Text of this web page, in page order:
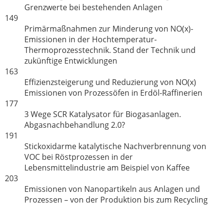
Grenzwerte bei bestehenden Anlagen
149
Primärmaßnahmen zur Minderung von NO(x)-
Emissionen in der Hochtemperatur-
Thermoprozesstechnik. Stand der Technik und
zukünftige Entwicklungen
163
Effizienzsteigerung und Reduzierung von NO(x)
Emissionen von Prozessöfen in Erdöl-Raffinerien
177
3 Wege SCR Katalysator für Biogasanlagen.
Abgasnachbehandlung 2.0?
191
Stickoxidarme katalytische Nachverbrennung von
VOC bei Röstprozessen in der
Lebensmittelindustrie am Beispiel von Kaffee
203
Emissionen von Nanopartikeln aus Anlagen und
Prozessen – von der Produktion bis zum Recycling